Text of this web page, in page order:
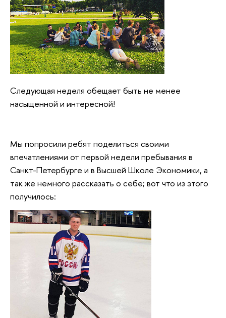
Следующая неделя обещает быть не менее
насыщенной и интересной!
Мы попросили ребят поделиться своими
впечатлениями от первой недели пребывания в
Санкт-Петербурге и в Высшей Школе Экономики, а
так же немного рассказать о себе; вот что из этого
получилось: